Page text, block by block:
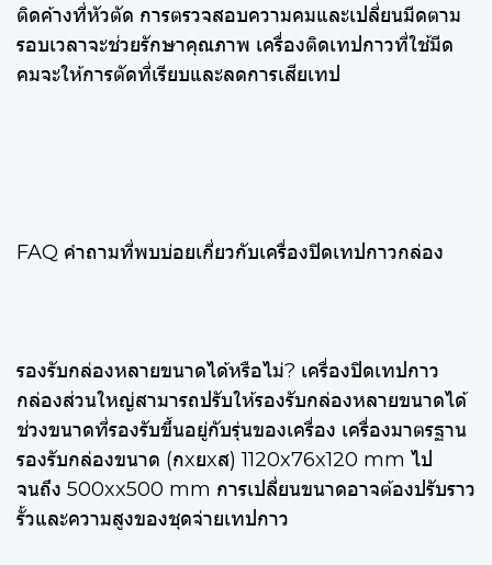
ติดค้างที่หัวตัด การตรวจสอบความคมและเปลี่ยนมีดตาม
รอบเวลาจะช่วยรักษาคุณภาพ เครื่องติดเทปกาวที่ใช้มีด
คมจะให้การตัดที่เรียบและลดการเสียเทป
FAQ คำถามที่พบบ่อยเกี่ยวกับเครื่องปิดเทปกาวกล่อง
รองรับกล่องหลายขนาดได้หรือไม่? เครื่องปิดเทปกาว
กล่องส่วนใหญ่สามารถปรับให้รองรับกล่องหลายขนาดได้
ช่วงขนาดที่รองรับขึ้นอยู่กับรุ่นของเครื่อง เครื่องมาตรฐาน
รองรับกล่องขนาด (กxยxส) 1120x76x120 mm ไป
จนถึง 500xx500 mm การเปลี่ยนขนาดอาจต้องปรับราว
รั้วและความสูงของชุดจ่ายเทปกาว